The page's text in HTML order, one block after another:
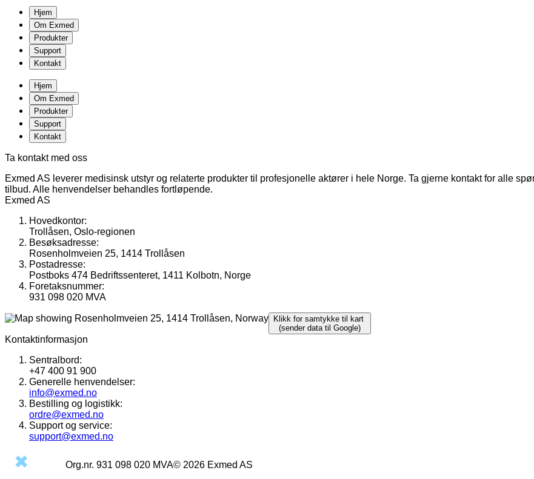
Hjem
Om Exmed
Produkter
Support
Kontakt
Hjem
Om Exmed
Produkter
Support
Kontakt
Ta kontakt med oss
Exmed AS leverer medisinsk utstyr og relaterte produkter til profesjonelle aktører i hele Norge. Ta gjerne kontakt for alle
tilbud. Alle henvendelser behandles fortløpende.
Exmed AS
Hovedkontor:
Trollåsen, Oslo-regionen
Besøksadresse:
Rosenholmveien 25, 1414 Trollåsen
Postadresse:
Postboks 474 Bedriftssenteret, 1411 Kolbotn, Norge
Foretaksnummer:
931 098 020 MVA
Klikk for samtykke til kart
(sender data til Google)
Kontaktinformasjon
Sentralbord:
+47 400 91 900
Generelle henvendelser:
info@exmed.no
Bestilling og logistikk:
ordre@exmed.no
Support og service:
support@exmed.no
Org.nr. 931 098 020 MVA© 2026 Exmed AS